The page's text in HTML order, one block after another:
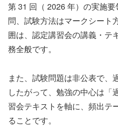
第 31 回（ 2026 年）の実施
問、試験方法はマークシート
囲は、認定講習会の講義・テ
務全般です。
また、試験問題は非公表で、
したがって、勉強の中心は「
習会テキストを軸に、頻出テ
ることです。